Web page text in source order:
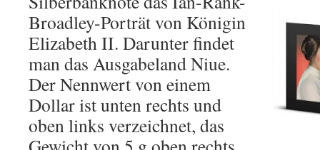
Broadley-Porträt von Königin
Elizabeth II. Darunter findet
man das Ausgabeland Niue.
Der Nennwert von einem
Dollar ist unten rechts und
oben links verzeichnet, das